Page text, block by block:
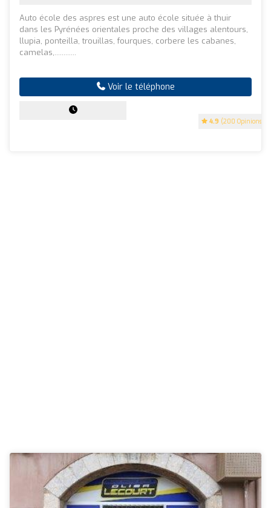
4.9 (200 Opinions)
Auto école des aspres est une auto école située à thuir
dans les Pyrénées orientales proche des villages alentours,
llupia, ponteilla, trouillas, fourques, corbere les cabanes,
camelas,............
Voir le téléphone